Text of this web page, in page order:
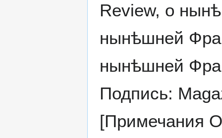
Review, о
нынѣшней
нынѣшней
Подпись:
[Примечания